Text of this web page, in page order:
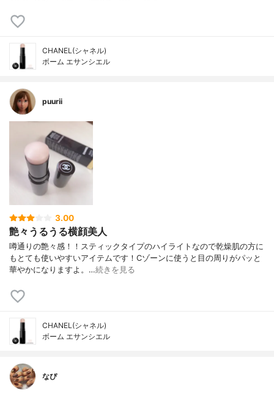
CHANEL(シャネル)
ボーム エサンシエル
puurii
3.00
艶々うるうる横顔美人
噂通りの艶々感！！スティックタイプのハイライトなので乾燥肌の方に
もとても使いやすいアイテムです！Cゾーンに使うと目の周りがパッと
華やかになりますよ。…続きを見る
CHANEL(シャネル)
ボーム エサンシエル
なぴ